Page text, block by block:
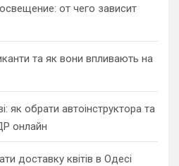
от чего зависит
та як вони впливають на
як обрати автоінструктора та
онлайн
доставку квітів в Одесі